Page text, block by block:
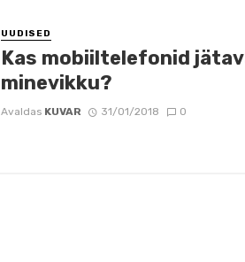
UUDISED
Kas mobiiltelefonid
minevikku?
Avaldas KUVAR 31/01/2018 0